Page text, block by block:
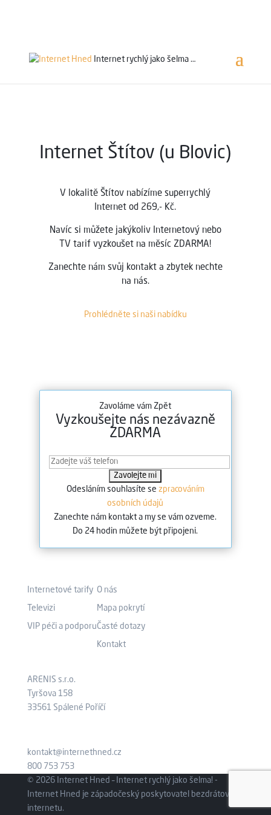
Internet rychlý jako šelma …
Internet Štítov (u Blovic)
V lokalitě Štítov nabízíme superrychlý
Internet od 269,- Kč.
Navíc si můžete jakýkoliv Internetový nebo
TV tarif vyzkoušet na měsíc ZDARMA!
Zanechte nám svůj kontakt a zbytek nechte
na nás.
Prohlédněte si naši nabídku
Zavoláme vám Zpět
Vyzkoušejte nás nezávazně
ZDARMA
Odesláním souhlasíte se zpracováním
osobních údajů
Zanechte nám kontakt a my se vám ozveme.
Do 24 hodin můžete být připojeni.
Internetové tarify
Televizi
VIP péči a podporu
O nás
Mapa pokrytí
Časté dotazy
Kontakt
ARENIS s.r.o.
Tyršova 158
33561 Spálené Poříčí
kontakt@internethned.cz
800 753 753
© 2026 Internet Hned – Internet rychlý jako šelma! -
Internet Hned je západočeský poskytovatel bezdrátového
internetu.